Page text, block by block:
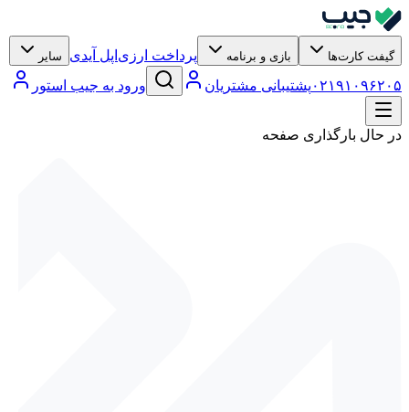
گیفت کارت‌ها بازی و برنامه پرداخت ارزی اپل آیدی سایر
۰۲۱۹۱۰۹۶۲۰۵ پشتیبانی مشتریان ورود به جیب استور
در حال بارگذاری صفحه